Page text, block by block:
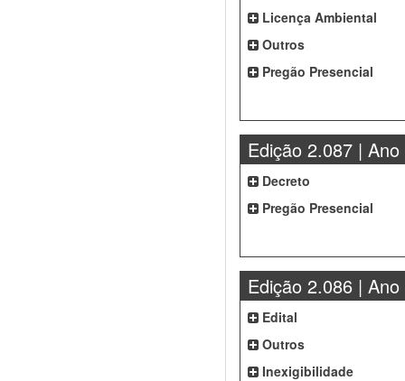
Licença Ambiental
Outros
Pregão Presencial
Edição 2.087 | Ano
Decreto
Pregão Presencial
Edição 2.086 | Ano
Edital
Outros
Inexigibilidade